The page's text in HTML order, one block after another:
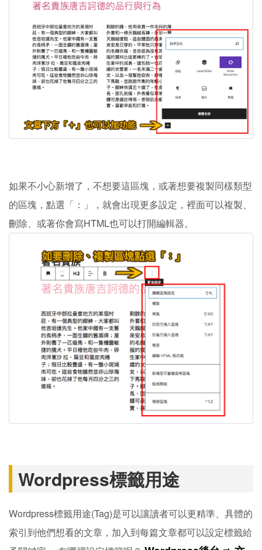
如果不小心新增了，不想要這區塊，或著想要複製同樣類型
的區塊，點選「：」，就會出現更多設定，裡面可以複製、
刪除、或著你會寫HTML也可以打開編輯器。
Wordpress標籤用途
Wordpress標籤用途(Tag)是可以讓讀者可以更精準、具體的
索引到他們想看的文章，加入到每篇文章都可以設定標籤給